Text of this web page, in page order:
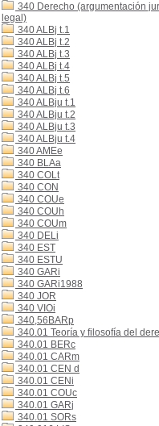
340 Derecho (argumentación
legal)
340 ALBj t.1
340 ALBj t.2
340 ALBj t.3
340 ALBj t.4
340 ALBj t.5
340 ALBj t.6
340 ALBju t.1
340 ALBju t.2
340 ALBju t.3
340 ALBju t.4
340 AMEe
340 BLAa
340 COLt
340 CON
340 COUe
340 COUh
340 COUm
340 DELi
340 EST
340 ESTU
340 GARi
340 GARi1988
340 JOR
340 VIOi
340,56BARp
340.01 Teoría y filosofía del
340.01 BERc
340.01 CARm
340.01 CEN d
340.01 CENi
340.01 COUc
340.01 GARj
340.01 SORs